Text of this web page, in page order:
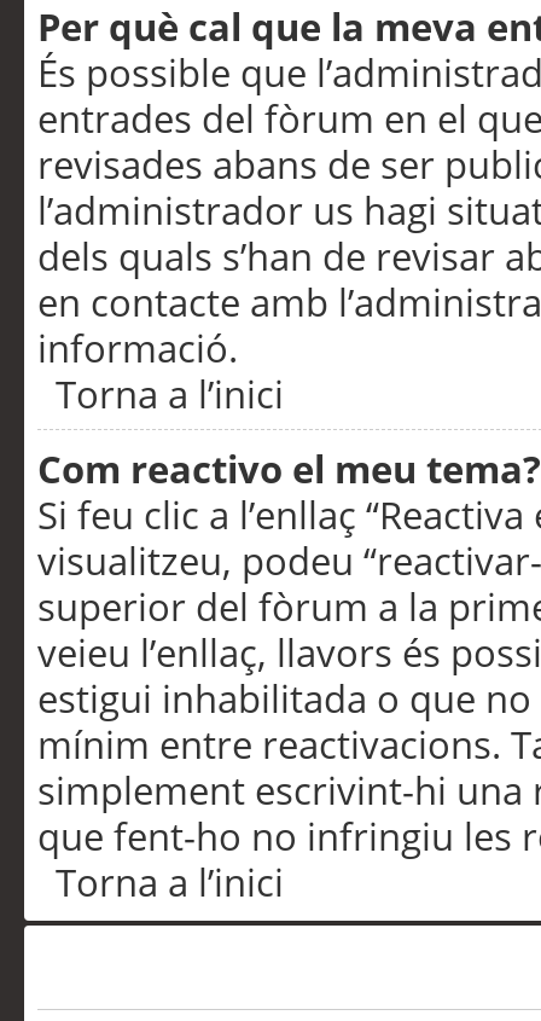
Per què cal que la meva
És possible que
entrades del fòrum en el
revisades abans de ser
l’administrador us hagi
dels quals s’han de revisar
en contacte amb
informació.
Torna a l’inici
Com reactivo el meu tema?
Si feu clic a l’enllaç
visualitzeu, podeu
superior del fòrum a la
veieu l’enllaç, llavors és
estigui inhabilitada o que
mínim entre reactivacions.
simplement escrivint-hi una
que fent-ho no infringiu les
Torna a l’inici